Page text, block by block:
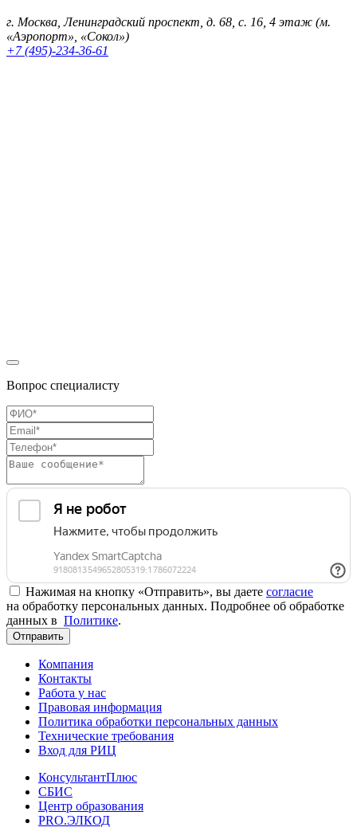
г. Москва, Ленинградский проспект, д. 68, с. 16, 4 этаж (м.
«Аэропорт», «Сокол»)
+7 (495)-234-36-61
Вопрос специалисту
Нажимая на кнопку «Отправить», вы даете согласие
на обработку персональных данных. Подробнее об обработке
данных в Политике.
Отправить
Компания
Контакты
Работа у нас
Правовая информация
Политика обработки персональных данных
Технические требования
Вход для РИЦ
КонсультантПлюс
СБИС
Центр образования
PRO.ЭЛКОД